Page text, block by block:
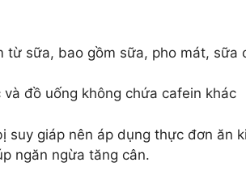
từ sữa, bao gồm sữa, pho mát, sữa
đồ uống không chứa cafein khác
suy giáp nên áp dụng thực đơn ăn
ngăn ngừa tăng cân.